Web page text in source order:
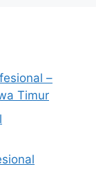
–
Timur